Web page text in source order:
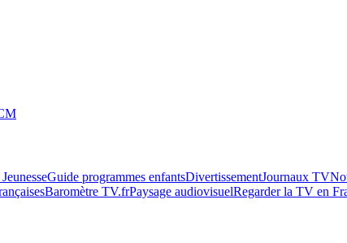
Guide programmes enfantsDivertissementJournaux TV
Baromètre TV.frPaysage audiovisuelRegarder la TV en